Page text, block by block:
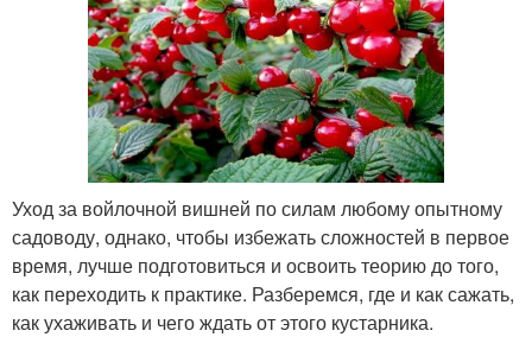
Уход за войлочной вишней по силам любому опытному
садоводу, однако, чтобы избежать сложностей в первое
время, лучше подготовиться и освоить теорию до того,
как переходить к практике. Разберемся, где и как сажать,
как ухаживать и чего ждать от этого кустарника.